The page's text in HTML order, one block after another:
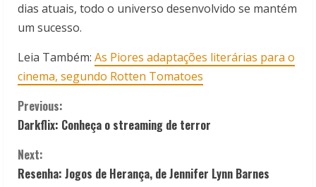
dias atuais, todo o universo desenvolvido se mantém
um sucesso.
Leia Também: As Piores adaptações literárias para o
cinema, segundo Rotten Tomatoes
C
o
n
Previous:
Darkflix: Conheça o streaming de terror
Next:
Resenha: Jogos de Herança, de Jennifer Lynn Barnes